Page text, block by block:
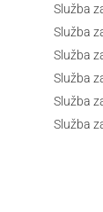
Služba
Služba
Služba
Služba
Služba
Služba